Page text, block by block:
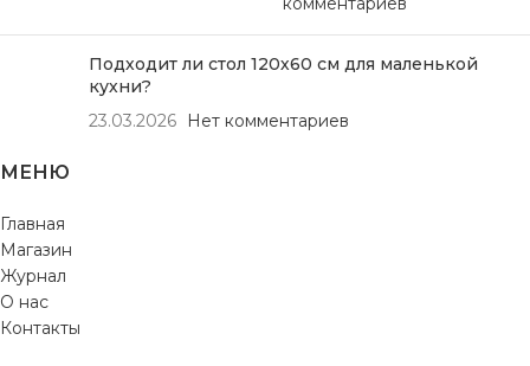
Подходит ли стол 120х60 см для маленькой
кухни?
23.03.2026
Нет комментариев
МЕНЮ
Главная
Магазин
Журнал
О нас
Контакты